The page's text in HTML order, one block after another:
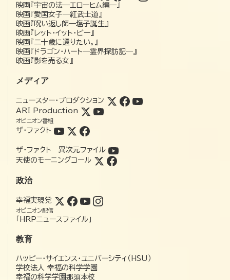
映画『宇宙の法―エローヒム編―』
映画『愛国女子―紅武士道』
映画『呪い返し師—塩子誕生』
映画『レット・イット・ビー』
映画『二十歳に還りたい。』
映画『ドラゴン・ハート―霊界探訪記―』
映画『影を売る女』
メディア
ニュースター・プロダクション
ARI Production
オピニオン番組
ザ・ファクト
ザ・ファクト 異次元ファイル
天使のモーニングコール
政治
幸福実現党
オピニオン配信
「HRPニュースファイル」
教育
ハッピー・サイエンス・ユニバーシティ（HSU）
学校法人 幸福の科学学園
幸福の科学学園那須本校